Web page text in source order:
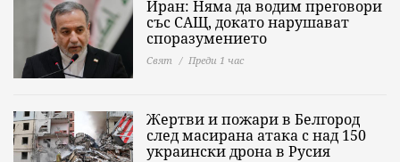
Иран: Няма да водим преговори
със САЩ, докато нарушават
споразумението
Свят Преди 1 час
Жертви и пожари в Белгород
след масирана атака с над 150
украински дрона в Русия